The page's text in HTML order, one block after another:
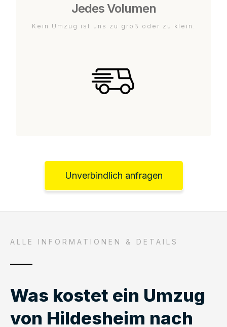
Jedes Volumen
Kein Umzug ist uns zu groß oder zu klein.
Unverbindlich anfragen
ALLE INFORMATIONEN & DETAILS
Was kostet ein Umzug
von Hildesheim nach